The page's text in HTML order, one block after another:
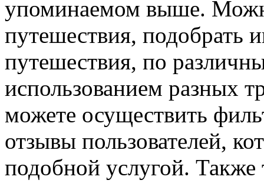
упоминаемом выше.
путешествия, подобрать
путешествия, по
использованием разных
можете осуществить
отзывы пользователей,
подобной услугой. Также